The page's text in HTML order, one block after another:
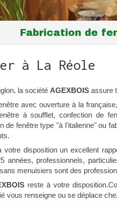
Fabrication de
à La Réole
la société AGEXBOIS assure
avec ouverture à la
à soufflet, confection de
de fenêtre type "à l'italienne" ou
votre disposition un excellent
années, professionnels,
menuisiers sont des
reste à votre
vous renseigne ou se déplace